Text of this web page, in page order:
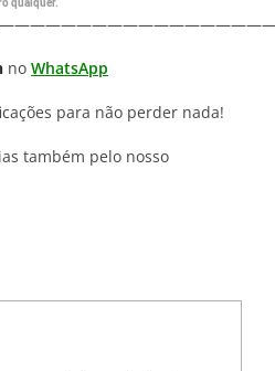
qualquer.
no WhatsApp
para não perder nada!
também pelo nosso